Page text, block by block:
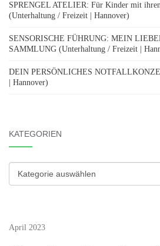
SPRENGEL ATELIER: Für Kinder mit
(Unterhaltung / Freizeit | Hannover)
SENSORISCHE FÜHRUNG: MEIN
SAMMLUNG (Unterhaltung / Freizeit |
DEIN PERSÖNLICHES
| Hannover)
KATEGORIEN
Kategorien
April 2023